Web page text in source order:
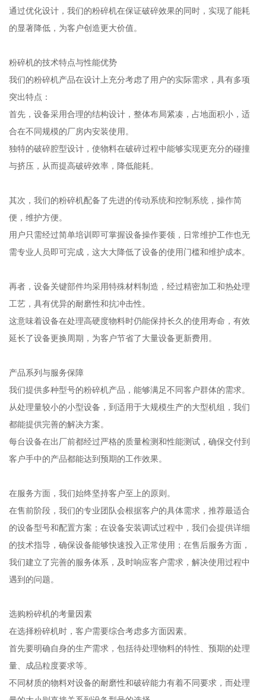
通过优化设计，我们的粉碎机在保证破碎效果的同时，实现了能耗
的显著降低，为客户创造更大价值。
粉碎机的技术特点与性能优势
我们的粉碎机产品在设计上充分考虑了用户的实际需求，具有多项
突出特点：
首先，设备采用合理的结构设计，整体布局紧凑，占地面积小，适
合在不同规模的厂房内安装使用。
独特的破碎腔型设计，使物料在破碎过程中能够实现更充分的碰撞
与挤压，从而提高破碎效率，降低能耗。
其次，我们的粉碎机配备了先进的传动系统和控制系统，操作简
便，维护方便。
用户只需经过简单培训即可掌握设备操作要领，日常维护工作也无
需专业人员即可完成，这大大降低了设备的使用门槛和维护成本。
再者，设备关键部件均采用特殊材料制造，经过精密加工和热处理
工艺，具有优异的耐磨性和抗冲击性。
这意味着设备在处理高硬度物料时仍能保持长久的使用寿命，有效
延长了设备更换周期，为客户节省了大量设备更新费用。
产品系列与服务保障
我们提供多种型号的粉碎机产品，能够满足不同客户群体的需求。
从处理量较小的小型设备，到适用于大规模生产的大型机组，我们
都能提供完善的解决方案。
每台设备在出厂前都经过严格的质量检测和性能测试，确保交付到
客户手中的产品都能达到预期的工作效果。
在服务方面，我们始终坚持客户至上的原则。
在售前阶段，我们的专业团队会根据客户的具体需求，推荐最适合
的设备型号和配置方案；在设备安装调试过程中，我们会提供详细
的技术指导，确保设备能够快速投入正常使用；在售后服务方面，
我们建立了完善的服务体系，及时响应客户需求，解决使用过程中
遇到的问题。
选购粉碎机的考量因素
在选择粉碎机时，客户需要综合考虑多方面因素。
首先要明确自身的生产需求，包括待处理物料的特性、预期的处理
量、成品粒度要求等。
不同材质的物料对设备的耐磨性和破碎能力有着不同要求，而处理